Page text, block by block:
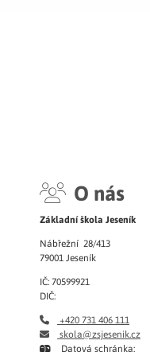
O nás
Základní škola Jeseník
Nábřežní 28/413
79001 Jeseník
IČ: 70599921
DIČ:
+420 731 406 111
skola@zsjesenik.cz
Datová schránka: